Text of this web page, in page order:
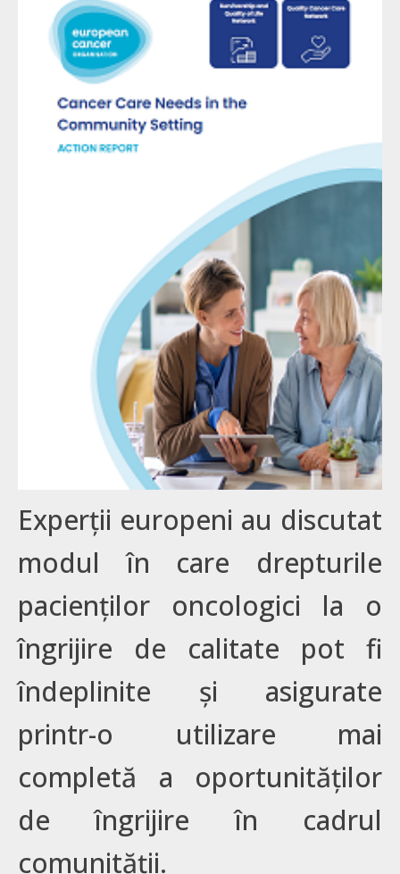
Experții europeni au discutat
modul în care drepturile
pacienților oncologici la o
îngrijire de calitate pot fi
îndeplinite și asigurate
printr-o utilizare mai
completă a oportunităților
de îngrijire în cadrul
comunității.